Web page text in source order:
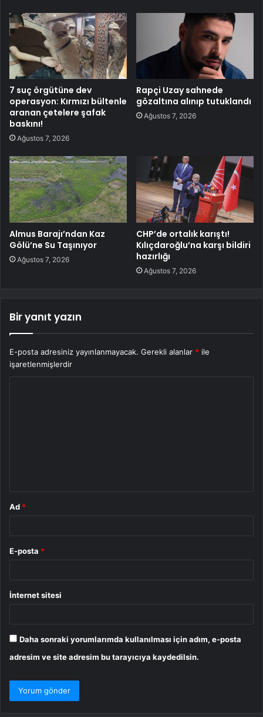
7 suç örgütüne dev
operasyon: Kırmızı bültenle
aranan çetelere şafak
baskını!
Ağustos 7, 2026
Rapçi Uzay sahnede
gözaltına alınıp tutuklandı
Ağustos 7, 2026
Almus Barajı’ndan Kaz
Gölü’ne Su Taşınıyor
Ağustos 7, 2026
CHP’de ortalık karıştı!
Kılıçdaroğlu’na karşı bildiri
hazırlığı
Ağustos 7, 2026
Bir yanıt yazın
E-posta adresiniz yayınlanmayacak. Gerekli alanlar * ile
işaretlenmişlerdir
Ad *
E-posta *
İnternet sitesi
Daha sonraki yorumlarımda kullanılması için adım, e-posta
adresim ve site adresim bu tarayıcıya kaydedilsin.